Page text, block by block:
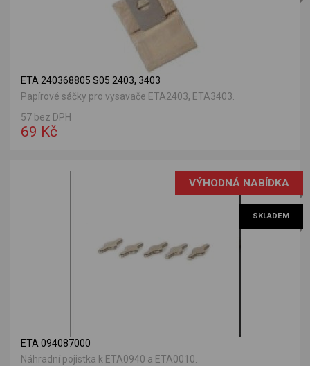
ETA 240368805 S05 2403, 3403
Papírové sáčky pro vysavače ETA2403, ETA3403.
57 bez DPH
69 Kč
VÝHODNÁ NABÍDKA
SKLADEM
ETA 094087000
Náhradní pojistka k ETA0940 a ETA0010.